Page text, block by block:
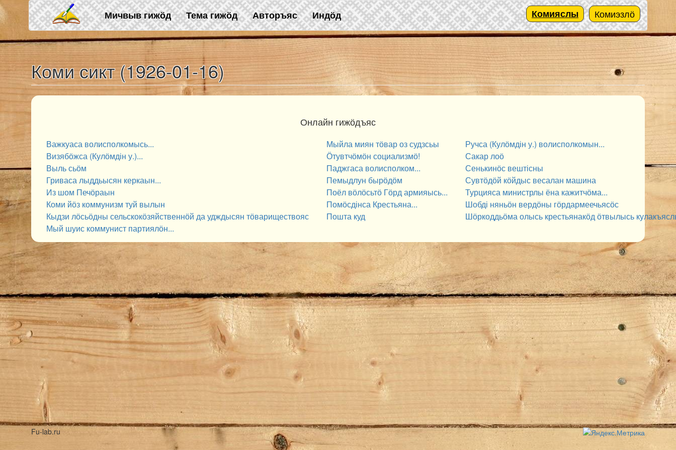
Skip to main content
Мичвыв гижӧд Тема гижӧд Авторъяс Индӧд Комиэзлӧ
Комияслы
Коми сикт (1926-01-16)
Онлайн гижӧдъяс
Важкуаса волисполкомысь...
Визябӧжса (Кулӧмдін у.)...
Выль сьӧм
Гриваса лыддьысян керкаын...
Из шом Печӧраын
Коми йӧз коммунизм туй вылын
Кыдзи лӧсьӧдны сельскокӧзяйственнӧй да удждысян тӧвариществояс
Мый шуис коммунист партиялӧн...
Мыйла миян тӧвар оз судзсьы
Ӧтувтчӧмӧн социализмӧ!
Паджгаса волисполком...
Пемыдлун бырӧдӧм
Поёл вӧлӧсьтӧ Гӧрд армияысь...
Помӧсдінса Крестьяна...
Пошта куд
Ручса (Кулӧмдін у.) волисполкомын...
Сакар лоӧ
Сенькинӧс вештісны
Сувтӧдӧй кӧйдыс весалан машина
Турцияса министрлы ёна кажитчӧма...
Шобді няньӧн вердӧны гӧрдармеечьясӧс
Шӧркоддьӧма олысь крестьянакӧд ӧтвылысь
Fu-lab.ru